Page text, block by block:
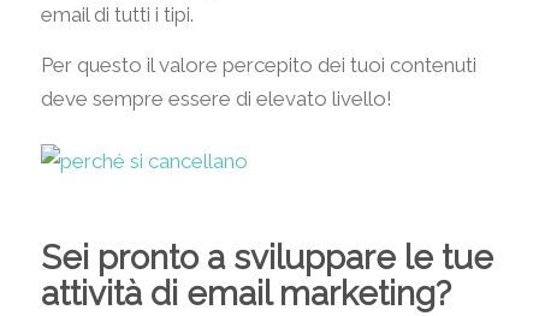
email di tutti i tipi.
Per questo il valore percepito dei tuoi contenuti
deve sempre essere di elevato livello!
Sei pronto a sviluppare le tue
attività di email marketing?